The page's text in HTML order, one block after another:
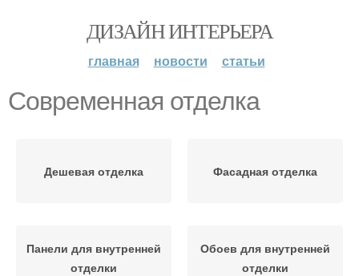
ДИЗАЙН ИНТЕРЬЕРА
главная новости статьи
Современная отделка
Дешевая отделка Фасадная отделка
Панели для внутренней
отделки
Обоев для внутренней
отделки